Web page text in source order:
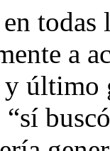
a
último